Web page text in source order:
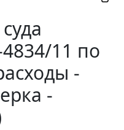
11 по
-
-